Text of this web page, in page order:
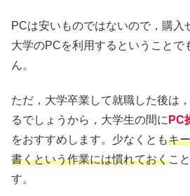
PCは安いものではないので，購入
大学のPCを利用するということで
ん。
ただ，大学卒業して就職した後は
るでしょうから，大学生の間に PC
をおすすめします。少なくともキ
書くという作業には慣れておくこ
す。